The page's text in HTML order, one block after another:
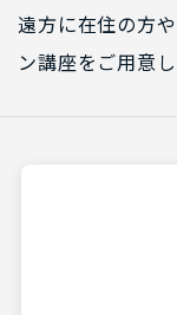
遠方に在住の方
ン講座をご用意し